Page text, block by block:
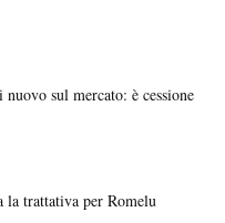
sul mercato: è cessione
la trattativa per Romelu